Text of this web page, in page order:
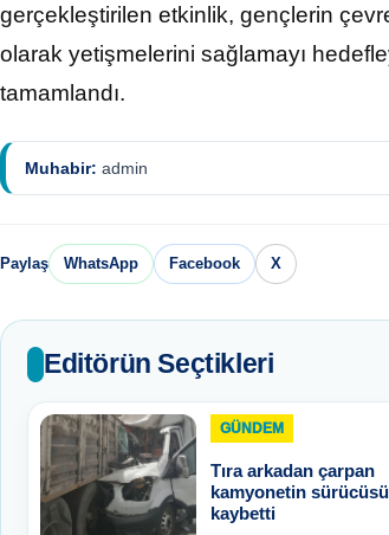
gerçekleştirilen etkinlik, gençlerin
olarak yetişmelerini sağlamayı
tamamlandı.
Muhabir: admin
Paylaş WhatsApp Facebook X
Editörün Seçtikleri
GÜNDEM
Tıra arkadan çarpan
kamyonetin sürücüsü
kaybetti